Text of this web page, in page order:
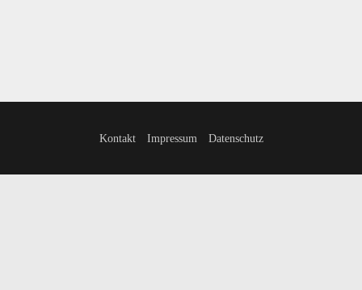
Kontakt Impressum Datenschutz